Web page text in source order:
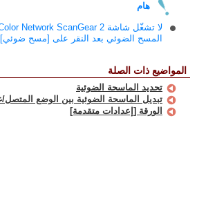
هام
المسح الضوئي بعد النقر على [مسح
المواضيع ذات الصلة
تحديد الماسحة الضوئية
تبديل الماسحة الضوئية بين الوضع
الورقة [إعدادات متقدمة]